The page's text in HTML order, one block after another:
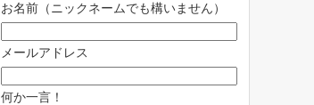
お名前（ニックネームでも構いません）
メールアドレス
何か一言！